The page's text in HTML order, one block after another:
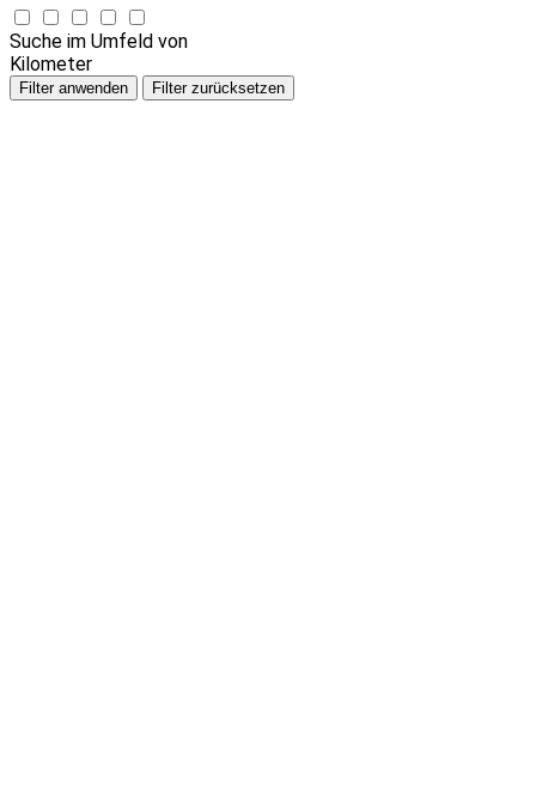
Suche im Umfeld von
Kilometer
Filter anwenden Filter zurücksetzen